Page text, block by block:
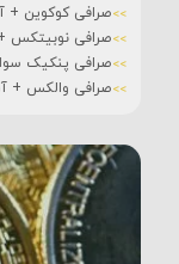
صرافی کوکوین +
صرافی نوبیتکس
صرافی پنکیک
صرافی والکس +